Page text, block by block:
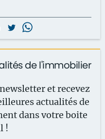
de l'immobilier
et recevez
actualités de
dans votre boite
!